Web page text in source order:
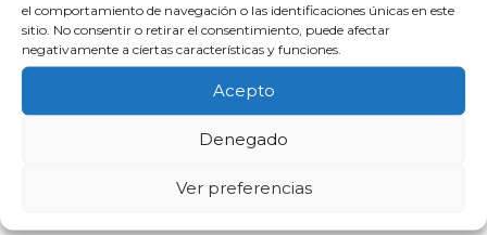
el comportamiento de navegación o las identificaciones únicas en este
sitio. No consentir o retirar el consentimiento, puede afectar
negativamente a ciertas características y funciones.
Acepto
Denegado
Ver preferencias
deuda por parte del deudor.
Acciones de ejecución de la deuda,
como embargos o ejecuciones
prescripción penal